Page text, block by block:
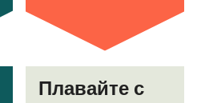
Плавайте с